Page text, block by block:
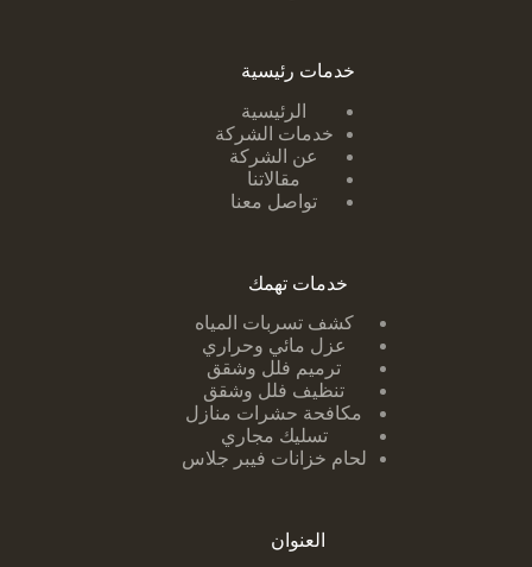
خدمات رئيسية
الرئيسية
خدمات الشركة
عن الشركة
مقالاتنا
تواصل معنا
خدمات تهمك
كشف تسربات ا لمياه
عزل مائي وحراري
ترميم فلل وشقق
تنظيف فلل وشقق
مكافحة حشرات منازل
تسليك مجاري
لحام خزانات فيبر جلاس
العنوان